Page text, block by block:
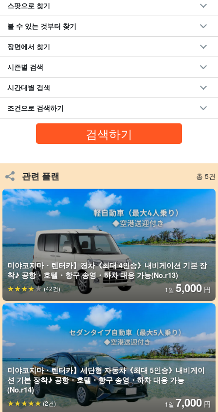
호텔・각 항구 송영 가능(1,000엔~/1대)
당자에게 확인하시기 바랍니다.
《 카시트에 대하여 》
어린 아이들도 안심하고 이용할 수 있도록 살균 및 탈취 처리를 하고
있습니다.
베이비 시트(생후 0~12개월경)
카시트(생후 6개월 ~ 4개월 정도)
주니어 시트(4~10세 정도)
6세 미만의 영유아는 카시트 사용이 의무화되어 있습니다.
스팟으로 찾기
볼 수 있는 것부터 찾기
장면에서 찾기
시즌별 검색
시간대별 검색
조건으로 검색하기
관련 플랜 총 5건
미야코지마・렌터카】경차《최대 4인승》내비게이션 기본 장
착♪ 공항・호텔・항구 송영・하차 대응 가능(No.r13)
1일 5,000 円
(42건)
미야코지마・렌터카】세단형 자동차《최대 5인승》내비게이
션 기본 장착♪ 공항・호텔・항구 송영・하차 대응 가능
(No.r14)
1일 7,000 円
(2건)